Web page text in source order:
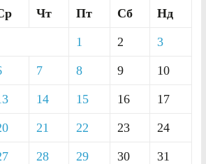
Чт Пт Сб Нд
1 2 3
7 8 9 10
14 15 16 17
21 22 23 24
28 29 30 31